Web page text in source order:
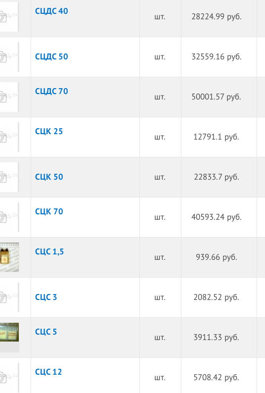
СЦДС 40
шт. 28224.99 руб.
СЦДС 50 шт. 32559.16 руб.
СЦДС 70
шт. 50001.57 руб.
СЦК 25
шт. 12791.1 руб.
СЦК 50 шт. 22833.7 руб.
СЦК 70
шт. 40593.24 руб.
СЦС 1,5
шт. 939.66 руб.
СЦС 3 шт. 2082.52 руб.
СЦС 5
шт. 3911.33 руб.
СЦС 12
шт. 5708.42 руб.